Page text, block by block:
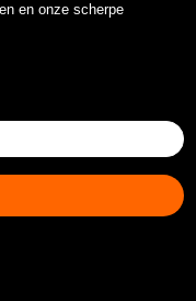
en onze scherpe